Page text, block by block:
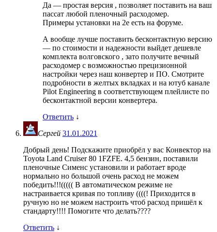
Да — простая версия , позволяет поставить на ваш
пассат любой пленочный расходомер.
Примеры установки на 2e есть на форуме.
А вообще лучше поставить бесконтактную версию
— по стоимости и надежности выйдет дешевле
комплекта волговского , зато получите вечный
расходомер с возможностью прецизионной
настройки через наш конвертер и ПО. Смотрите
подробности в желтых вкладках и на ютуб канале
Pilot Engineering в соответствующем плейлисте по
бесконтактной версии конвертера.
Ответить ↓
Сергей 31.01.2021
Добрый день! Подскажите приобрёл у вас Конвектор на
Toyota Land Cruiser 80 1FZFE. 4,5 бензин, поставили
пленочные Сименс установили и работает вроде
нормально но большой очень расход не можем
победить!!!((((( В автоматическом режиме не
настраивается кривая по топливу ((((! Приходится в
ручную но не можем настроить чтоб расход пришёл к
стандарту!!!! Помогите что делать????
Ответить ↓